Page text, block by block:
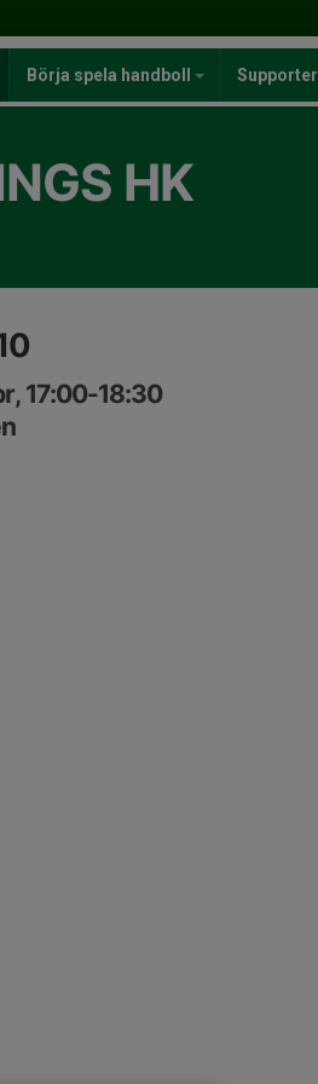
Börja spela handboll Supporter
HK
17:00-18:30